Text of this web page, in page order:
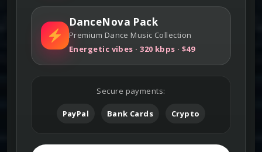
DanceNova Pack
Premium Dance Music Collection
Energetic vibes · 320 kbps · $49
Secure payments:
PayPal Bank Cards Crypto